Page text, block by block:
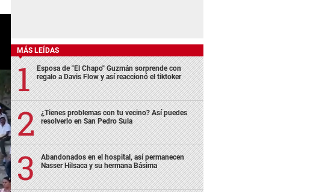
MÁS LEÍDAS
Esposa de "El Chapo" Guzmán sorprende con
regalo a Davis Flow y así reaccionó el tiktoker
¿Tienes problemas con tu vecino? Así puedes
resolverlo en San Pedro Sula
Abandonados en el hospital, así permanecen
Nasser Hilsaca y su hermana Básima